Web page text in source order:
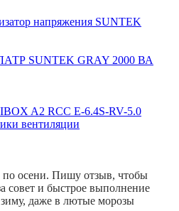
напряжения SUNTEK
SUNTEK GRAY 2000 ВА
A2 RCC E-6.4S-RV-5.0
вентиляции
по осени. Пишу отзыв, чтобы
совет и быстрое выполнение
зиму, даже в лютые морозы